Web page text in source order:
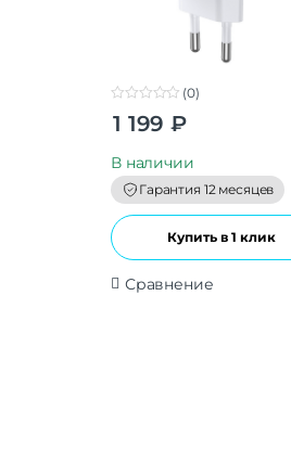
o
(0)
1 199 ₽
В наличии
Гарантия 12 месяцев
Купить в 1 клик
Сравнение